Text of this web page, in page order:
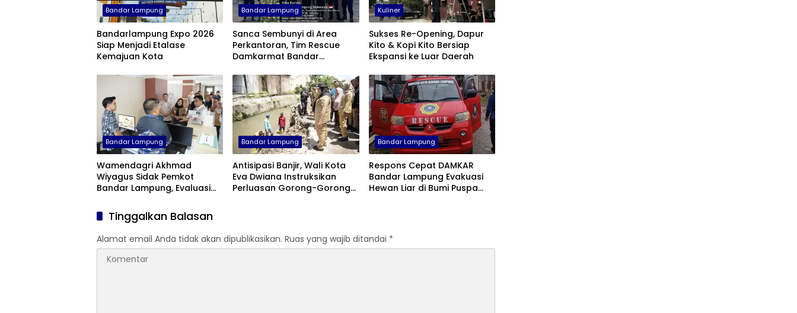
Bandar Lampung
Bandarlampung Expo 2026
Siap Menjadi Etalase
Kemajuan Kota
Bandar Lampung
Sanca Sembunyi di Area
Perkantoran, Tim Rescue
Damkarmat Bandar
Kuliner
Sukses Re-Opening, Dapur
Kito & Kopi Kito Bersiap
Ekspansi ke Luar Daerah
Bandar Lampung
Wamendagri Akhmad
Wiyagus Sidak Pemkot
Bandar Lampung, Evaluasi
Bandar Lampung
Antisipasi Banjir, Wali Kota
Eva Dwiana Instruksikan
Perluasan Gorong-Gorong
Bandar Lampung
Respons Cepat DAMKAR
Bandar Lampung Evakuasi
Hewan Liar di Bumi Puspa
Tinggalkan Balasan
Alamat email Anda tidak akan dipublikasikan. Ruas yang wajib ditandai *